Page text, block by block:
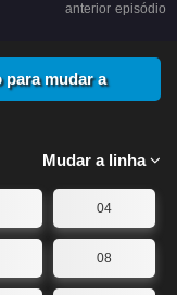
anterior episódio
mudar a
Mudar a linha
04
08